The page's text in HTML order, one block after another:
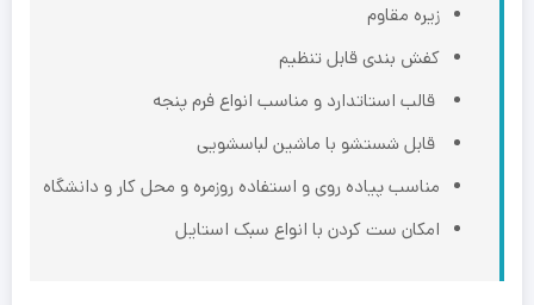
زیره مقاوم
کفش بندی قابل تنظیم
قالب استاتدارد و مناسب انواع فرم ‌پنجه
قابل شستشو با ماشین لباسشویی
مناسب پیاده روی و استفاده روزمره و محل کار و دانشگاه
امکان ست کردن با انواع سبک استایل